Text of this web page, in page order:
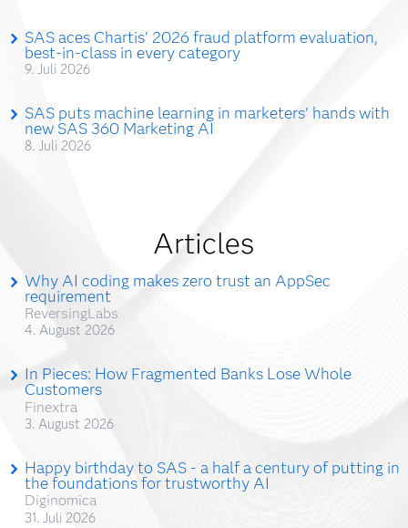
SAS aces Chartis’ 2026 fraud platform evaluation,
best-in-class in every category
9. Juli 2026
SAS puts machine learning in marketers’ hands with
new SAS 360 Marketing AI
8. Juli 2026
Articles
Why AI coding makes zero trust an AppSec
requirement
ReversingLabs
4. August 2026
In Pieces: How Fragmented Banks Lose Whole
Customers
Finextra
3. August 2026
Happy birthday to SAS - a half a century of putting in
the foundations for trustworthy AI
Diginomica
31. Juli 2026